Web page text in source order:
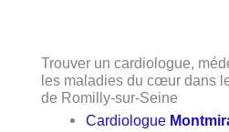
Trouver un cardiologue,
les maladies du cœur dans
de Romilly-sur-Seine
Cardiologue